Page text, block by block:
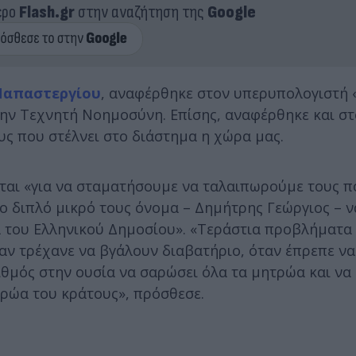
Flash.grστην αναζήτηση της Google
, αναφέρθηκε στον υπερυπολογιστή
Τεχνητή Νοημοσύνη. Επίσης, αναφέρθηκε και
που στέλνει στο διάστημα η χώρα μας.
«για να σταματήσουμε να ταλαιπωρούμε τους
μικρό τους όνομα – Δημήτρης Γεώργιος –
Ελληνικού Δημοσίου». «Τεράστια προβλήματα
τρέχανε να βγάλουν διαβατήριο, όταν έπρεπε
στην ουσία να σαρώσει όλα τα μητρώα και να
του κράτους», πρόσθεσε.